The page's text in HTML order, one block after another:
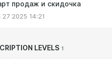
продаж и скидочка
27 2025 14:21
LEVELS 1